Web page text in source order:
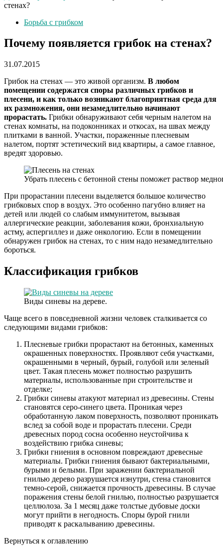
стенах?
Борьба с грибком
Почему появляется грибок на стенах?
31.07.2015
Грибок на стенах — это живой организм. В любом
помещении содержатся споры различных грибков и
плесени, и как только возникают благоприятная среда для
их размножения, они незамедлительно начинают
прорастать. Грибки обнаруживают себя черным налетом на
стенах комнаты, на подоконниках и откосах, на швах между
плитками в ванной. Участки, пораженные плесневым
налетом, портят эстетический вид квартиры, а самое главное,
вредят здоровью.
Убрать плесень с бетонной стены поможет раствор
При прорастании плесени выделяется большое количество
грибковых спор в воздух. Это особенно пагубно влияет на
детей или людей со слабым иммунитетом, вызывая
аллергические реакции, заболевания кожи, бронхиальную
астму, аспергиллез и даже онкологию. Если в помещении
обнаружен грибок на стенах, то с ним надо незамедлительно
бороться.
Классификация грибков
Виды синевы на дереве.
Чаще всего в повседневной жизни человек сталкивается со
следующими видами грибков:
Плесневые грибки прорастают на бетонных, каменных
окрашенных поверхностях. Проявляют себя участками,
окрашенными в черный, бурый, голубой или зеленый
цвет. Такая плесень может полностью разрушить
материалы, использованные при строительстве и
отделке;
Грибки синевы атакуют материал из древесины. Стены
становятся серо-синего цвета. Проникая через
обработанную лаком поверхность, позволяют проникать
вслед за собой воде и прорастать плесени. Среди
древесных пород сосна особенно неустойчива к
воздействию грибка синевы;
Грибки гниения в основном повреждают древесные
материалы. Грибки гниения бывают бактериальными,
бурыми и белыми. При заражении бактериальной
гнилью дерево разрушается изнутри, стена становится
темно-серой, снижается прочность древесины. В случае
поражения стены белой гнилью, полностью разрушается
целлюлоза. За 1 месяц даже толстые дубовые доски
могут прийти в негодность. Споры бурой гнили
приводят к раскалыванию древесины.
Вернуться к оглавлению